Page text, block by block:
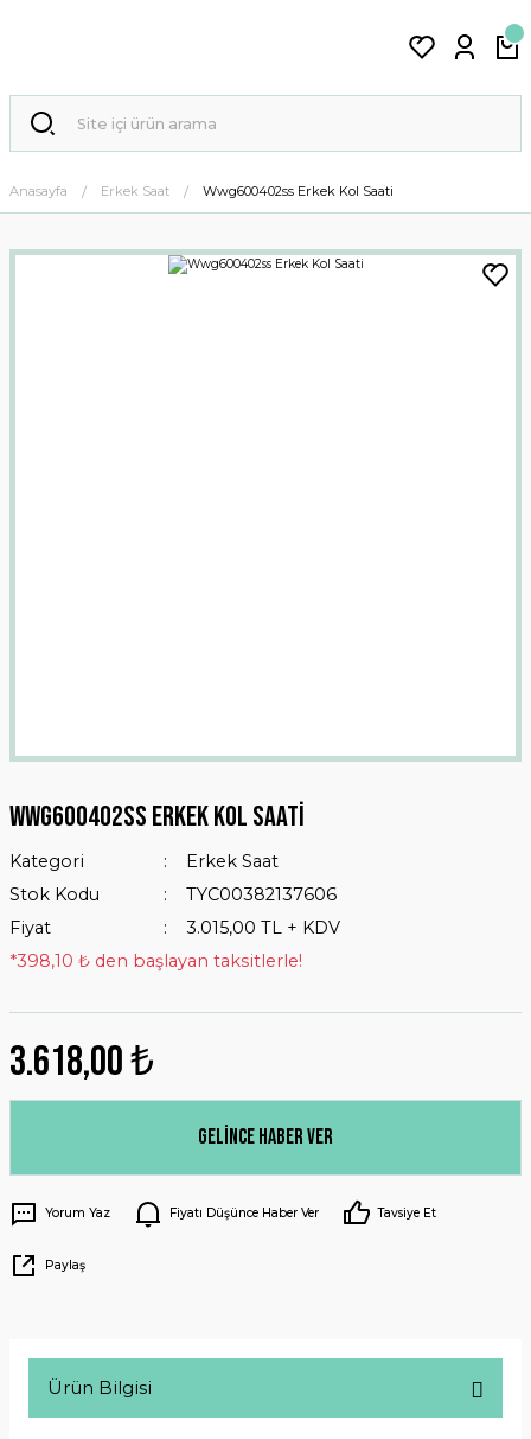
Anasayfa Erkek Saat Wwg600402ss Erkek Kol Saati
Wwg600402ss Erkek Kol Saati
Kategori
Erkek Saat
Stok Kodu
TYC00382137606
Fiyat
3.015,00 TL + KDV
*398,10 ₺ den başlayan taksitlerle!
3.618,00 ₺
Gelince Haber Ver
Yorum Yaz Fiyatı Düşünce Haber Ver Tavsiye Et
Paylaş
Ürün Bilgisi